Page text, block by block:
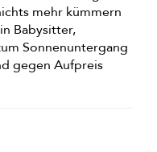
mehr kümmern
Babysitter,
Sonnenuntergang
gegen Aufpreis